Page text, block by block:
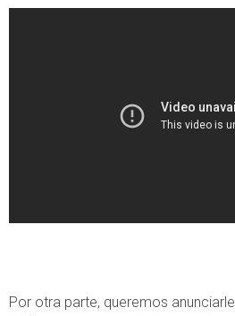
Por otra parte, queremos anunciarle